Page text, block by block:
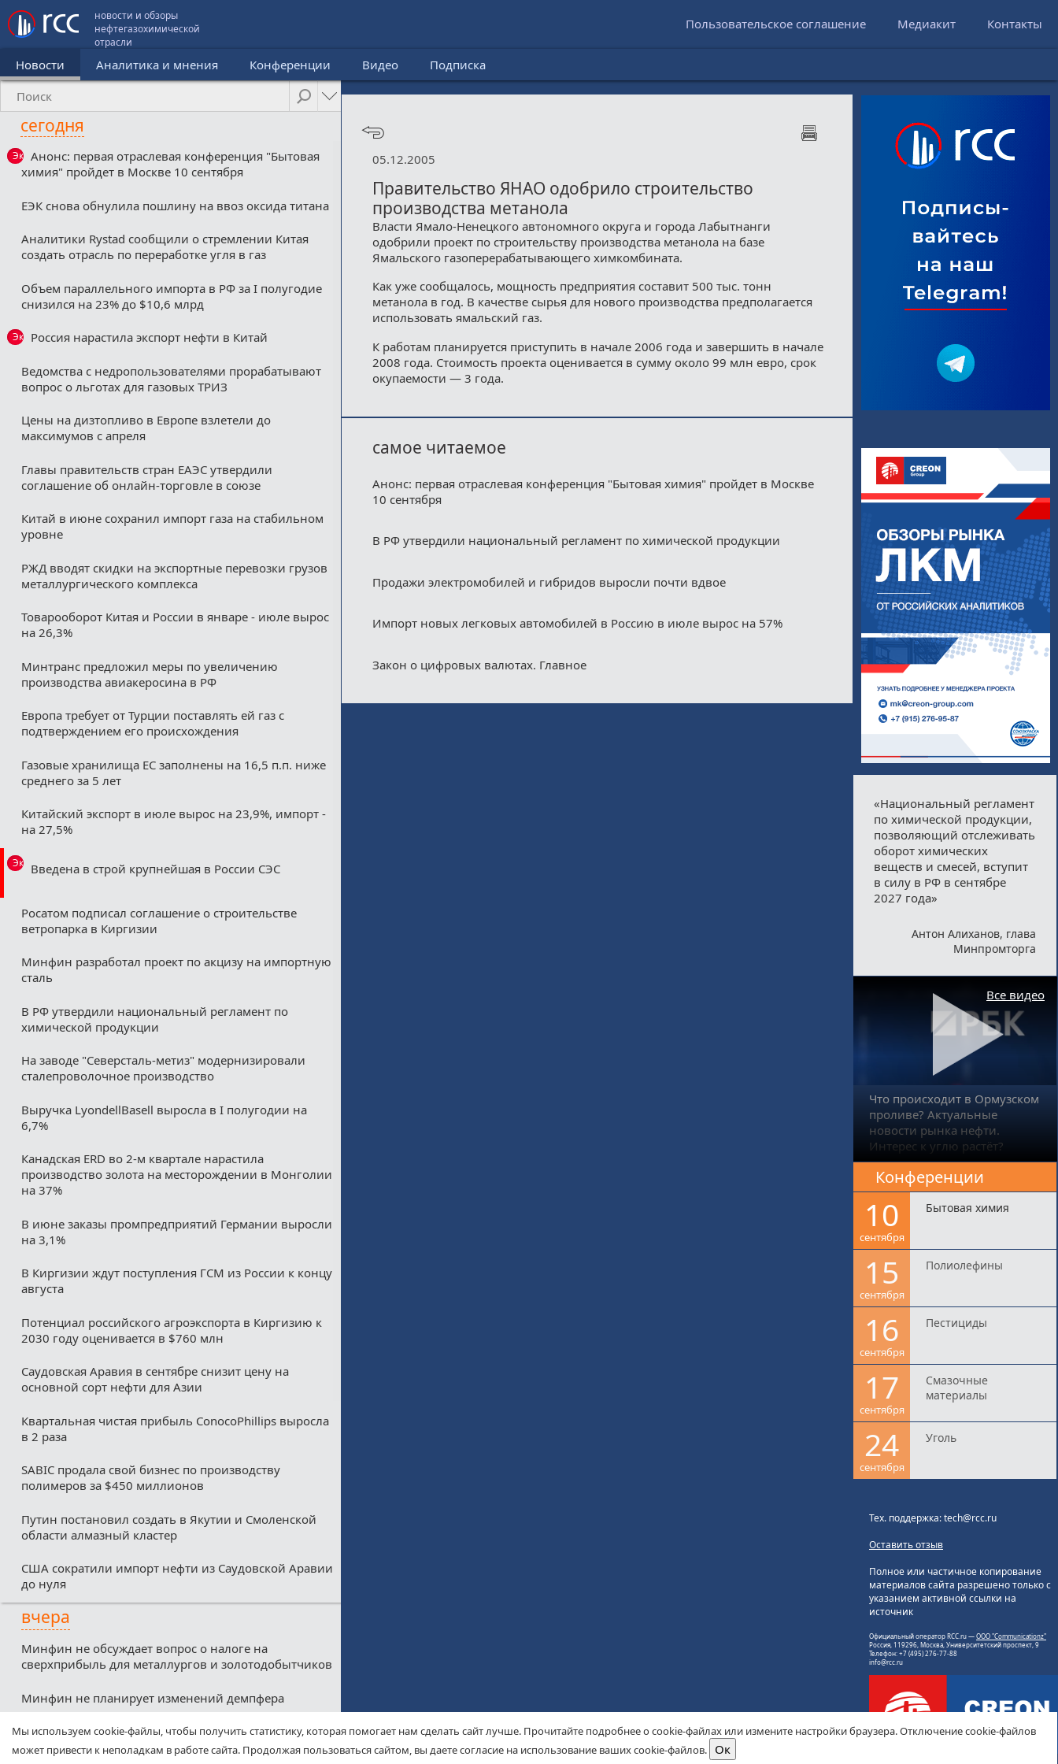
новости и обзоры
нефтегазохимической
отрасли
Пользовательское соглашение Медиакит Контакты
Новости Аналитика и мнения Конференции Видео Подписка
сегодня
Эксклюзив
Анонс: первая отраслевая конференция "Бытовая
химия" пройдет в Москве 10 сентября
ЕЭК снова обнулила пошлину на ввоз оксида титана
Аналитики Rystad сообщили о стремлении Китая
создать отрасль по переработке угля в газ
Объем параллельного импорта в РФ за I полугодие
снизился на 23% до $10,6 млрд
Эксклюзив
Россия нарастила экспорт нефти в Китай
Ведомства с недропользователями прорабатывают
вопрос о льготах для газовых ТРИЗ
Цены на дизтопливо в Европе взлетели до
максимумов с апреля
Главы правительств стран ЕАЭС утвердили
соглашение об онлайн-торговле в союзе
Китай в июне сохранил импорт газа на стабильном
уровне
РЖД вводят скидки на экспортные перевозки грузов
металлургического комплекса
Товарооборот Китая и России в январе - июле вырос
на 26,3%
Минтранс предложил меры по увеличению
производства авиакеросина в РФ
Европа требует от Турции поставлять ей газ с
подтверждением его происхождения
Газовые хранилища ЕС заполнены на 16,5 п.п. ниже
среднего за 5 лет
Китайский экспорт в июле вырос на 23,9%, импорт -
на 27,5%
Эксклюзив
Введена в строй крупнейшая в России СЭС
Росатом подписал соглашение о строительстве
ветропарка в Киргизии
Минфин разработал проект по акцизу на импортную
сталь
В РФ утвердили национальный регламент по
химической продукции
На заводе "Северсталь-метиз" модернизировали
сталепроволочное производство
Выручка LyondellBasell выросла в I полугодии на
6,7%
Канадская ERD во 2-м квартале нарастила
производство золота на месторождении в Монголии
на 37%
В июне заказы промпредприятий Германии выросли
на 3,1%
В Киргизии ждут поступления ГСМ из России к концу
августа
Потенциал российского агроэкспорта в Киргизию к
2030 году оценивается в $760 млн
Саудовская Аравия в сентябре снизит цену на
основной сорт нефти для Азии
Квартальная чистая прибыль ConocoPhillips выросла
в 2 раза
SABIC продала свой бизнес по производству
полимеров за $450 миллионов
Путин постановил создать в Якутии и Смоленской
области алмазный кластер
США сократили импорт нефти из Саудовской Аравии
до нуля
вчера
Минфин не обсуждает вопрос о налоге на
сверхприбыль для металлургов и золотодобытчиков
Минфин не планирует изменений демпфера
Минфин против любых налоговых льгот для малых
нефтекомпаний из-за дефицитного бюджета
05.12.2005
Правительство ЯНАО одобрило строительство
производства метанола
Власти Ямало-Ненецкого автономного округа и города Лабытнанги
одобрили проект по строительству производства метанола на базе
Ямальского газоперерабатывающего химкомбината.
Как уже сообщалось, мощность предприятия составит 500 тыс. тонн
метанола в год. В качестве сырья для нового производства предполагается
использовать ямальский газ.
К работам планируется приступить в начале 2006 года и завершить в начале
2008 года. Стоимость проекта оценивается в сумму около 99 млн евро, срок
окупаемости — 3 года.
самое читаемое
Анонс: первая отраслевая конференция "Бытовая химия" пройдет в Москве
10 сентября
В РФ утвердили национальный регламент по химической продукции
Продажи электромобилей и гибридов выросли почти вдвое
Импорт новых легковых автомобилей в Россию в июле вырос на 57%
Закон о цифровых валютах. Главное
«Национальный регламент
по химической продукции,
позволяющий отслеживать
оборот химических
веществ и смесей, вступит
в силу в РФ в сентябре
2027 года»
Антон Алиханов, глава
Минпромторга
Что происходит в Ормузском
проливе? Актуальные
новости рынка нефти.
Интерес к углю растёт?
Все видео
Конференции
10
сентября
Бытовая химия
15
сентября
Полиолефины
16
сентября
Пестициды
17
сентября
Смазочные
материалы
24
сентября
Уголь
Тех. поддержка: tech@rcc.ru
Оставить отзыв
Полное или частичное копирование
материалов сайта разрешено только с
указанием активной ссылки на
источник
Официальный оператор RCC.ru —ООО "Communicationz"
Россия, 119296, Москва, Университетский проспект, 9
Телефон: +7 (495) 276-77-88
info@rcc.ru
Мы используем cookie-файлы, чтобы получить статистику, которая помогает нам сделать сайт лучше. Прочитайте подробнее о cookie-файлах или измените настройки браузера. Отключение cookie-файлов
может привести к неполадкам в работе сайта. Продолжая пользоваться сайтом, вы даете согласие на использование ваших cookie-файлов.